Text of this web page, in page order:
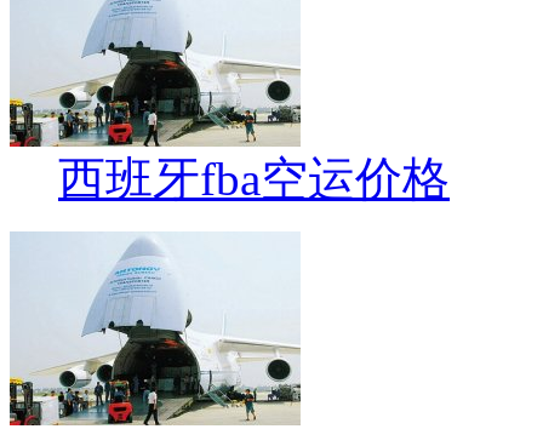
西班牙fba空运价格